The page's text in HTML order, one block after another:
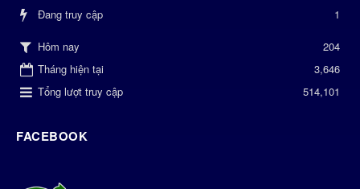
Đang truy cập 1
Hôm nay
204
Tháng hiện tại
3,646
Tổng lượt truy cập
514,101
FACEBOOK